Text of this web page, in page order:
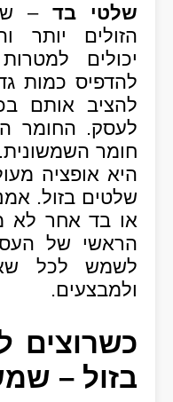
שלטי בד –
הזולים יותר
יכולים
להדפיס כמות
להציב אותם
לעסק. החומר
חומר השמשונית.
היא אופציה
שלטים בזול.
או בד אחר לא
הראשי של
לשמש לכל
ולמבצעים.
כשרוצים
בזול –